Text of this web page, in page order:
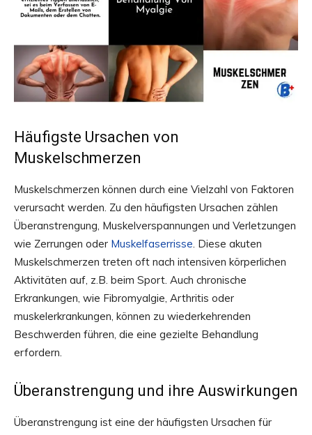
Häufigste Ursachen von
Muskelschmerzen
Muskelschmerzen können durch eine Vielzahl von Faktoren
verursacht werden. Zu den häufigsten Ursachen zählen
Überanstrengung, Muskelverspannungen und Verletzungen
wie Zerrungen oder Muskelfaserrisse. Diese akuten
Muskelschmerzen treten oft nach intensiven körperlichen
Aktivitäten auf, z.B. beim Sport. Auch chronische
Erkrankungen, wie Fibromyalgie, Arthritis oder
muskelerkrankungen, können zu wiederkehrenden
Beschwerden führen, die eine gezielte Behandlung
erfordern.
Überanstrengung und ihre Auswirkungen
Überanstrengung ist eine der häufigsten Ursachen für